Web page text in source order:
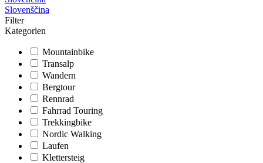
Slovenščina
Filter
Kategorien
Mountainbike
Transalp
Wandern
Bergtour
Rennrad
Fahrrad Touring
Trekkingbike
Nordic Walking
Laufen
Klettersteig